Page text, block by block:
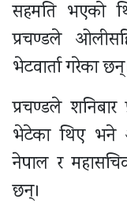
सहमति भएको
प्रचण्डले
भेटवार्ता गरेका
प्रचण्डले शनिबार
भेटेका थिए भने
नेपाल र
छन्।